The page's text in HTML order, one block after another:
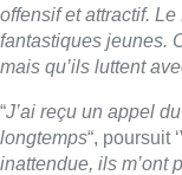
offensif et attractif.
fantastiques jeunes.
mais qu’ils luttent
“J’ai reçu un appel
longtemps“, poursuit
inattendue, ils m’ont